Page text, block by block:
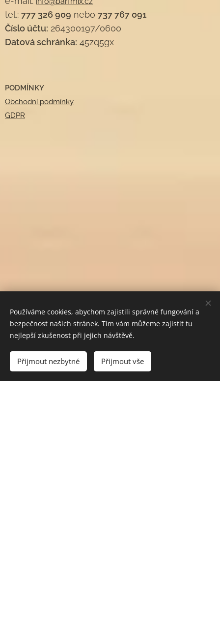
Do košíku
tel.: 777 326 909 nebo 737 767 091
Číslo účtu: 264300197/0600
Datová schránka: 45zq5gx
PODMÍNKY
Obchodní podmínky
GDPR
Používáme cookies, abychom zajistili správné fungování a
bezpečnost našich stránek. Tím vám můžeme zajistit tu
nejlepší zkušenost při jejich návštěvě.
Přijmout nezbytné Přijmout vše